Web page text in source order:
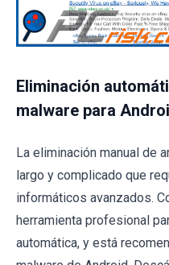
Eliminación
malware para
La eliminación manual de
largo y complicado que
informáticos avanzados.
herramienta profesional
automática, y está